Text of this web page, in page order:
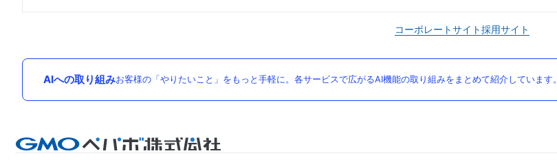
コーポレートサイト採用サイト
AIへの取り組みお客様の「やりたいこと」をもっと手軽に。各サービスで広がるAI機能の取り組みをまとめて紹介しています。